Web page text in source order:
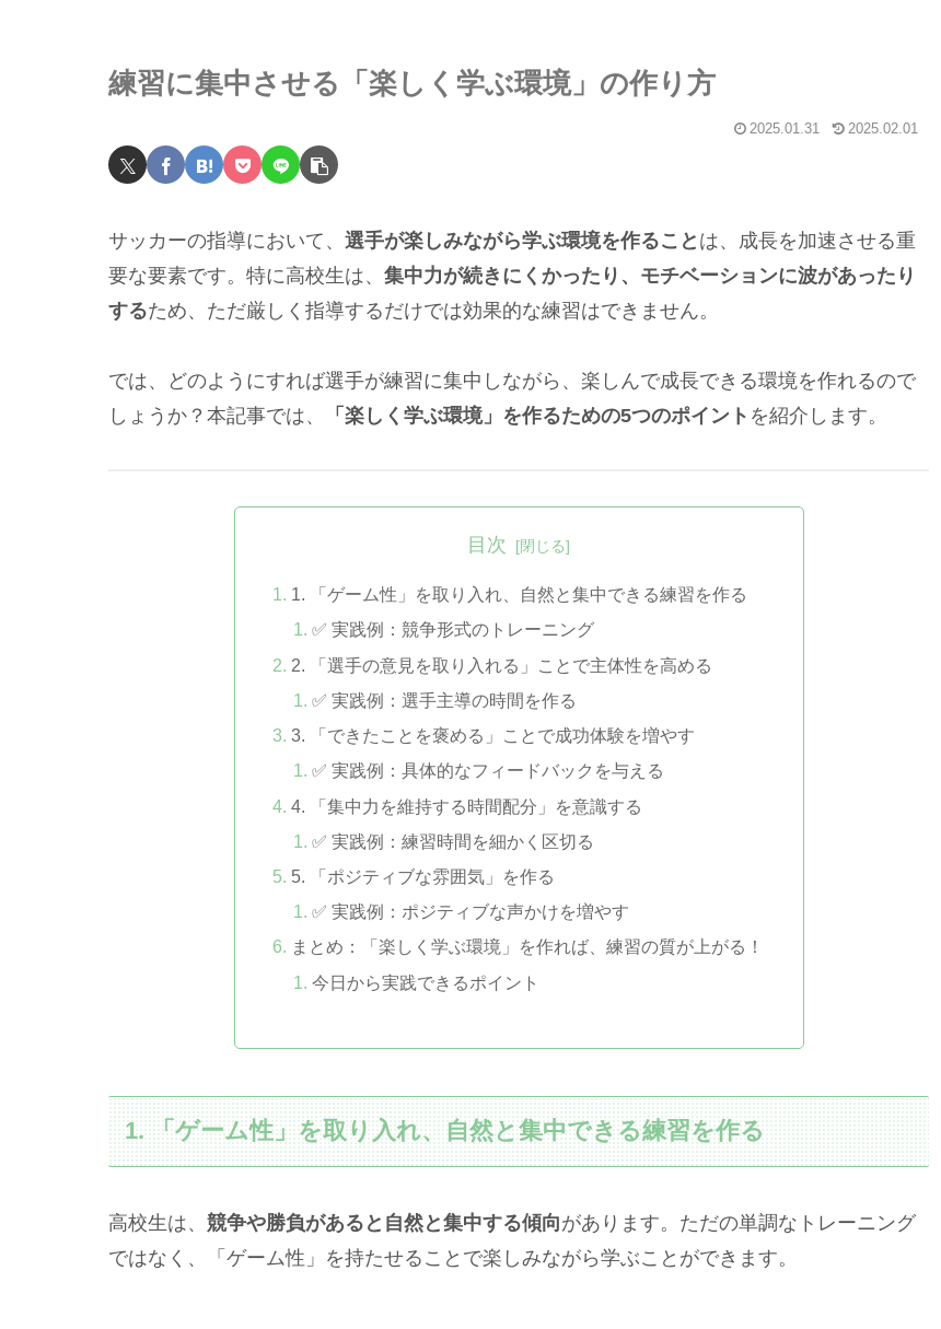
練習に集中させる「楽しく学ぶ環境」の作り方
2025.01.31 2025.02.01
サッカーの指導において、 選手が楽しみながら学ぶ環境を作ること は、成長を加速させる重
要な要素です。特に高校生は、 集中力が続きにくかったり、モチベーションに波があったり
するため、ただ厳しく指導するだけでは効果的な練習はできません。
では、どのようにすれば選手が練習に集中しながら、楽しんで成長できる環境を作れるので
しょうか？本記事では、
「楽しく学ぶ環境」を作るための5つのポイント を紹介します。
目次
1. 「ゲーム性」を取り入れ、自然と集中できる練習を作る
✅ 実践例：競争形式のトレーニング
2. 「選手の意見を取り入れる」ことで主体性を高める
✅ 実践例：選手主導の時間を作る
3. 「できたことを褒める」ことで成功体験を増やす
✅ 実践例：具体的なフィードバックを与える
4. 「集中力を維持する時間配分」を意識する
✅ 実践例：練習時間を細かく区切る
5. 「ポジティブな雰囲気」を作る
✅ 実践例：ポジティブな声かけを増やす
まとめ：「楽しく学ぶ環境」を作れば、練習の質が上がる！
今日から実践できるポイント
1. 「ゲーム性」を取り入れ、自然と集中できる練習を作る
高校生は、 競争や勝負があると自然と集中する傾向があります。ただの単調なトレーニング
ではなく、「ゲーム性」を持たせることで楽しみながら学ぶことができます。